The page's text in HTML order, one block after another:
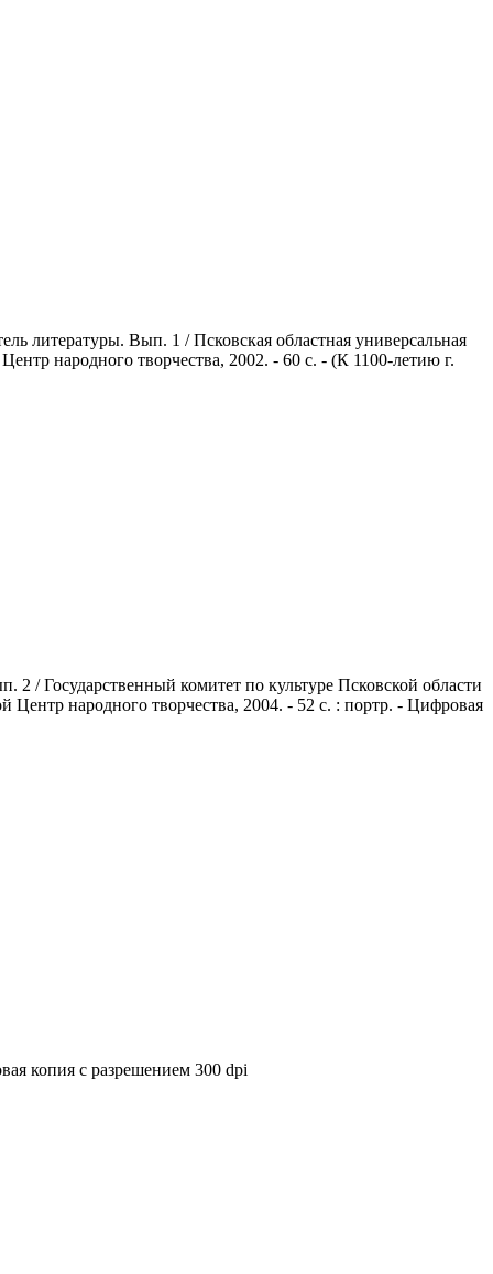
литературы. Вып. 1 / Псковская областная универсальная
народного творчества, 2002. - 60 с. - (К 1100-летию г.
/ Государственный комитет по культуре Псковской области
Центр народного творчества, 2004. - 52 с. : портр. - Цифровая
копия с разрешением 300 dpi